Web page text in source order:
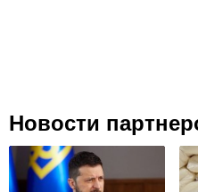
Новости